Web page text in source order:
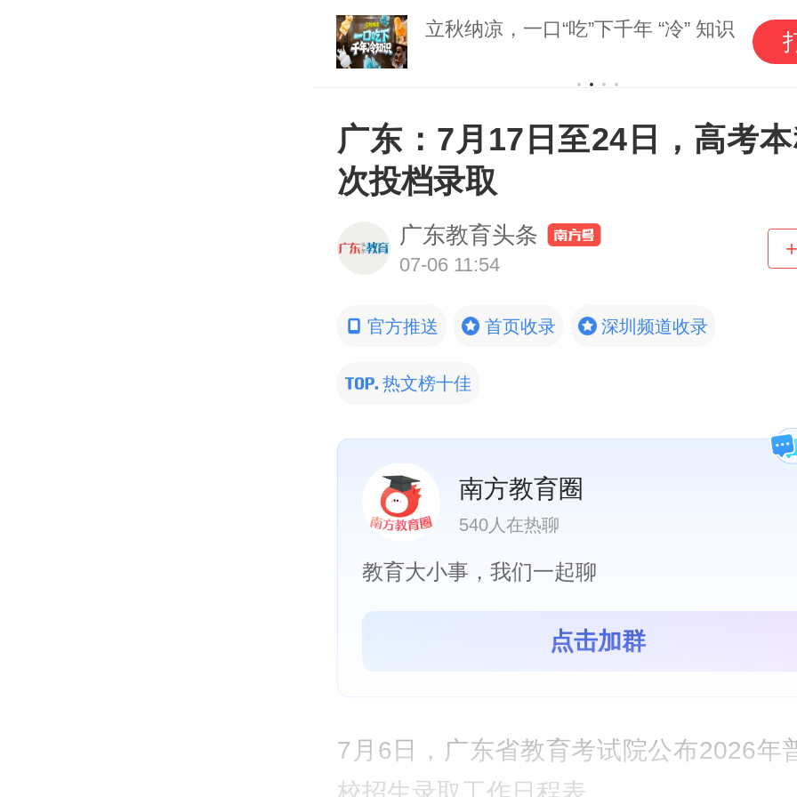
立秋纳凉，一口“吃”下千年 “冷” 知识
广东：7月17日至24日，高考
次投档录取
广东教育头条
07-06 11:54
官方推送 首页收录 深圳频道收录
热文榜十佳
南方教育圈
540人在热聊
教育大小事，我们一起聊
点击加群
7月6日，广东省教育考试院公布2026年